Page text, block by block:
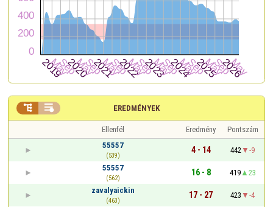
EREDMÉNYEK
 
Ellenfél Eredmény
Pontszám
55557
(539)
4 - 14 442
-9
55557
(562)
16 - 8 419
23
zavalyaickin
(463)
17 - 27 423
-4